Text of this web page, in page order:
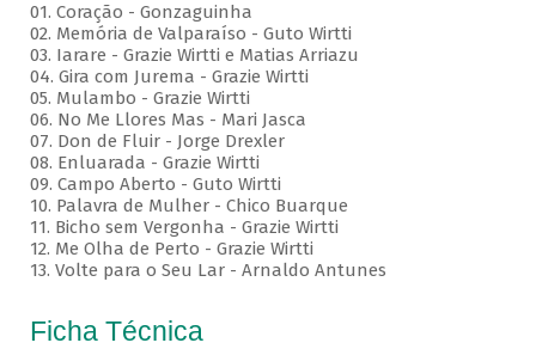
01. Coração - Gonzaguinha
02. Memória de Valparaíso - Guto Wirtti
03. Iarare - Grazie Wirtti e Matias Arriazu
04. Gira com Jurema - Grazie Wirtti
05. Mulambo - Grazie Wirtti
06. No Me Llores Mas - Mari Jasca
07. Don de Fluir - Jorge Drexler
08. Enluarada - Grazie Wirtti
09. Campo Aberto - Guto Wirtti
10. Palavra de Mulher - Chico Buarque
11. Bicho sem Vergonha - Grazie Wirtti
12. Me Olha de Perto - Grazie Wirtti
13. Volte para o Seu Lar - Arnaldo Antunes
Ficha Técnica